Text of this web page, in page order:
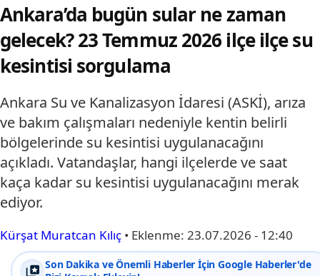
Ankara’da bugün sular ne zaman
gelecek? 23 Temmuz 2026 ilçe ilçe su
kesintisi sorgulama
Ankara Su ve Kanalizasyon İdaresi (ASKİ), arıza
ve bakım çalışmaları nedeniyle kentin belirli
bölgelerinde su kesintisi uygulanacağını
açıkladı. Vatandaşlar, hangi ilçelerde ve saat
kaça kadar su kesintisi uygulanacağını merak
ediyor.
Kürşat Muratcan Kılıç • Eklenme: 23.07.2026 - 12:40
Son Dakika ve Önemli Haberler İçin Google Haberler'de